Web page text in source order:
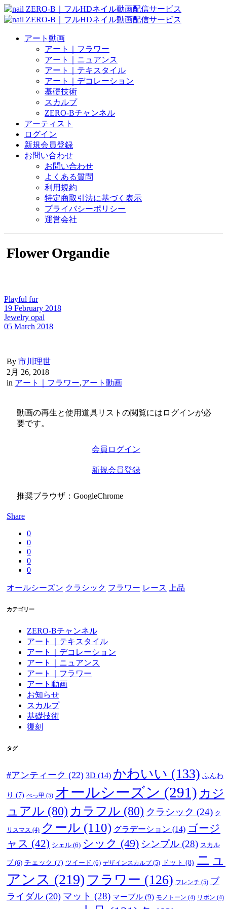
アート動画
アート｜フラワー
アート｜ニュアンス
アート｜テキスタイル
アート｜デコレーション
基礎技術
スカルプ
ZERO-Bチャンネル
アーティスト
ログイン
新規会員登録
お問い合わせ
お問い合わせ
よくある質問
利用規約
特定商取引法に基づく表示
プライバシーポリシー
運営会社
Flower Organdie
Playful fur
19 February 2018
Jewelry opal
05 March 2018
By 市川理世
2月 26, 2018
in アート｜フラワー,アート動画
動画の再生と使用道具リストの閲覧にはログインが必
要です。
会員ログイン
新規会員登録
推奨ブラウザ：GoogleChrome
Share
0
0
0
0
0
オールシーズン クラシック フラワー レース 上品
カテゴリー
ZERO-Bチャンネル
アート｜テキスタイル
アート｜デコレーション
アート｜ニュアンス
アート｜フラワー
アート動画
お知らせ
スカルプ
基礎技術
復刻
タグ
#アンティーク (22) 3D (14) かわいい (133) ふんわ
り (7) べっ甲 (5) オールシーズン (291) カジ
ュアル (80) カラフル (80) クラシック (24) ク
リスマス (4) クール (110) グラデーション (14) ゴージ
ャス (42) シェル (6) シック (49) シンプル (28) スカル
プ(6) チェック (7) ツイード (6) デザインスカルプ(5) ドット (8) ニュ
アンス (219) フラワー (126) フレンチ (5) ブ
ライダル (20) マット (28) マーブル (9) モノトーン (4) リボン (4)